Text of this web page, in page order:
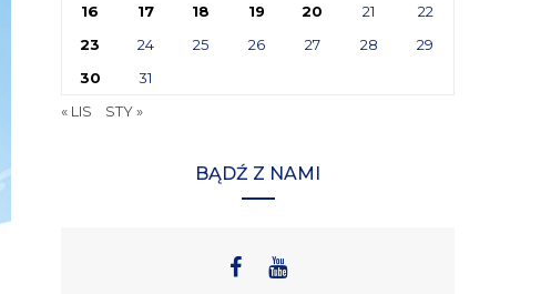
16
17 18 19 20 21
22
23
24 25 26 27 28
29
30
31
« LIS
STY »
BĄDŹ Z NAMI